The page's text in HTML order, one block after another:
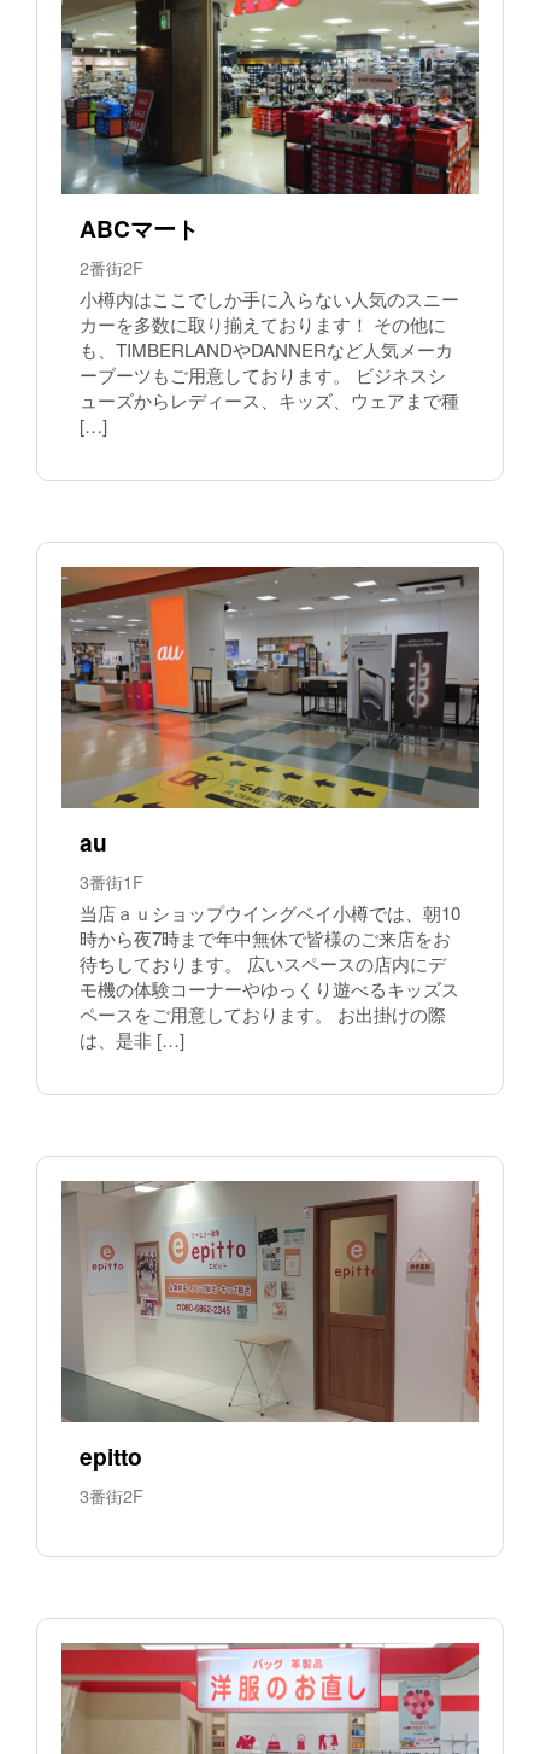
ABCマート
2番街2F
小樽内はここでしか手に入らない人気のスニー
カーを多数に取り揃えております！ その他に
も、TIMBERLANDやDANNERなど人気メーカ
ーブーツもご用意しております。 ビジネスシ
ューズからレディース、キッズ、ウェアまで種
[…]
au
3番街1F
当店ａｕショップウイングベイ小樽では、朝10
時から夜7時まで年中無休で皆様のご来店をお
待ちしております。 広いスペースの店内にデ
モ機の体験コーナーやゆっくり遊べるキッズス
ペースをご用意しております。 お出掛けの際
は、是非 […]
epitto
3番街2F